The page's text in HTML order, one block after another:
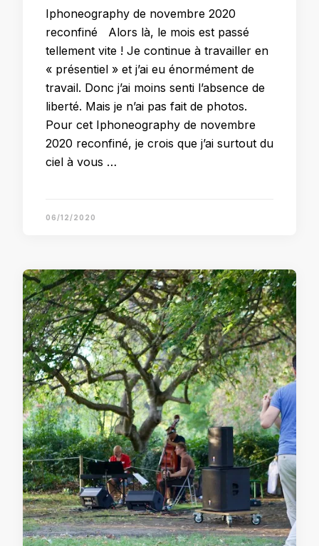
Iphoneography de novembre 2020
reconfiné Alors là, le mois est passé
tellement vite ! Je continue à travailler en
« présentiel » et j’ai eu énormément de
travail. Donc j’ai moins senti l’absence de
liberté. Mais je n’ai pas fait de photos.
Pour cet Iphoneography de novembre
2020 reconfiné, je crois que j’ai surtout du
ciel à vous …
06/12/2020